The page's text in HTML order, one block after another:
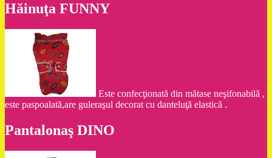
Hăinuţa FUNNY
Este confecţionată din mătase neşifonabilă ,
este paspoalată,are guleraşul decorat cu danteluţă elastică .
Pantalonaş DINO